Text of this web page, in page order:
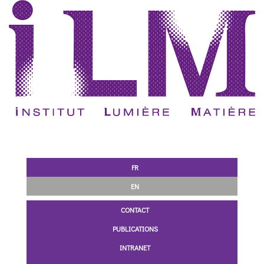
FR
EN
CONTACT
PUBLICATIONS
INTRANET